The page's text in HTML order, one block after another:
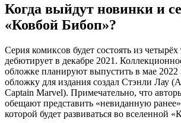
Когда выйдут новинки и
«Ковбой Бибоп»?
Серия комиксов будет состоять из
дебютирует в декабре 2021.
обложке планируют выпустить в мае 2022
обложку для издания создал Стэнли Лау
Captain Marvel). Примечательно, что
обещают представить «невиданную
которой будет развиваться во вселенной